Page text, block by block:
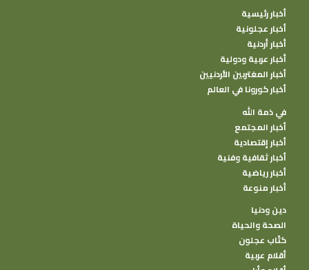
أخبار رئيسية
أخبار عجلونية
أخبار أردنية
أخبار عربية ودولية
أخبار المغتربين الأردنيين
أخبار كورونا في العالم
في ذمة الله
أخبار المجتمع
أخبار إقتصادية
أخبار ثقافية وفنية
أخبار رياضية
أخبار منوعة
دين ودنيا
الصحة والحياة
كتًاب عجلون
أقلام عربية